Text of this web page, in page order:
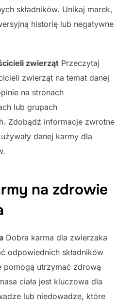
składników. Unikaj marek,
historię lub negatywne
zwierząt Przeczytaj
zwierząt na temat danej
na stronach
lub grupach
Zdobądź informacje zwrotne
danej karmy dla
na zdrowie
Dobra karma dla zwierzaka
odpowiednich składników
utrzymać zdrową
ciała jest kluczowa dla
lub niedowadze, które